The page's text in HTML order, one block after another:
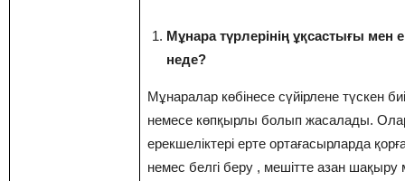
Мұнара түрлерінің ұқсастығы мен
неде?
Мұнаралар көбінесе сүйірлене түскен
немесе көпқырлы болып жасалады.
ерекшеліктері ерте ортағасырларда
немес белгі беру , мешітте азан шақыру